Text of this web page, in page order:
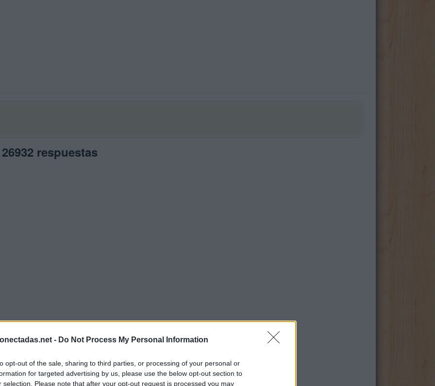
- Do Not Process My Personal Information
opt-out of the sale, sharing to third parties, or processing of your personal or
for targeted advertising by us, please use the below opt-out section to
selection. Please note that after your opt-out request is processed you may
respuestas